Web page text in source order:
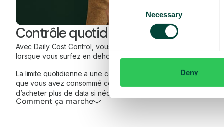
Consent
Necessary
Deny
Contrôle quotidien des coûts
Avec Daily Cost Control, vous, en tant que client, pouvez mieux
lorsque vous surfez en dehors de l’UE/EEE.
La limite quotidienne a une certaine quantité de data à un prix
que vous avez consommé cette quantité de data, vous recevez
d’acheter plus de data si nécessaire.
Comment ça marche